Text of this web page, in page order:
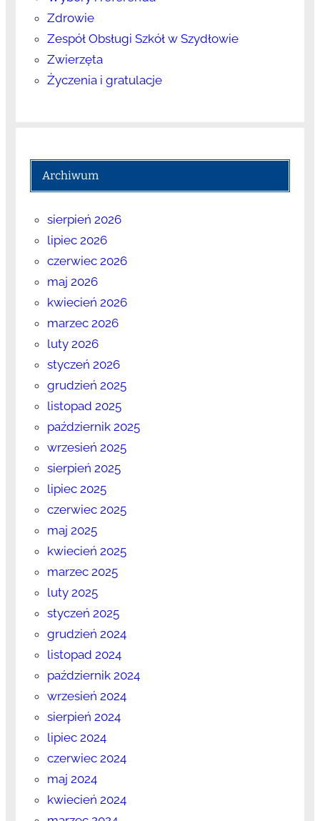
Zdrowie
Zespół Obsługi Szkół w Szydłowie
Zwierzęta
Życzenia i gratulacje
Archiwum
sierpień 2026
lipiec 2026
czerwiec 2026
maj 2026
kwiecień 2026
marzec 2026
luty 2026
styczeń 2026
grudzień 2025
listopad 2025
październik 2025
wrzesień 2025
sierpień 2025
lipiec 2025
czerwiec 2025
maj 2025
kwiecień 2025
marzec 2025
luty 2025
styczeń 2025
grudzień 2024
listopad 2024
październik 2024
wrzesień 2024
sierpień 2024
lipiec 2024
czerwiec 2024
maj 2024
kwiecień 2024